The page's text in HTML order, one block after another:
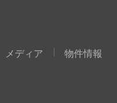
メディア 物件情報